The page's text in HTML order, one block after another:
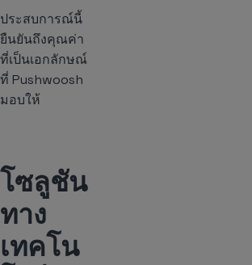
ประสบการณ์นี้
ยืนยันถึงคุณค่า
ที่เป็นเอกลักษณ์
ที่ Pushwoosh
มอบให้
โซลูชัน
ทาง
เทคโน